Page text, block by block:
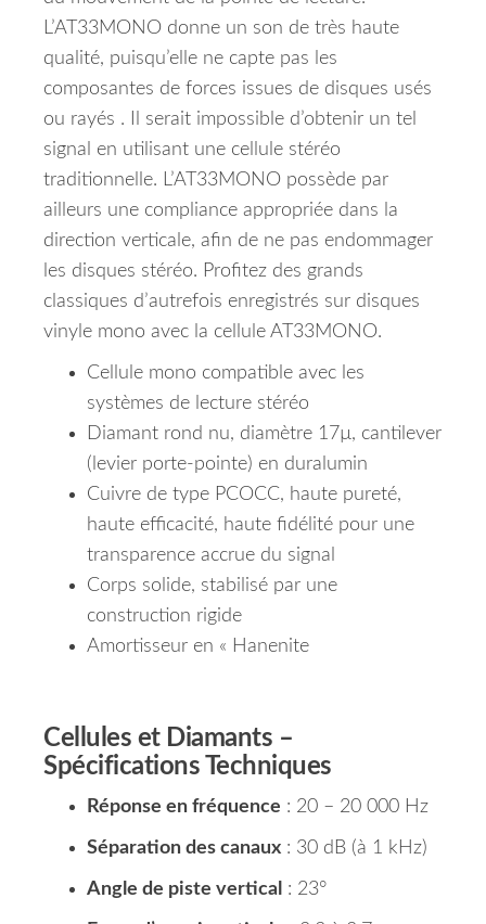
L’AT33MONO donne un son de très haute
qualité, puisqu’elle ne capte pas les
composantes de forces issues de disques usés
ou rayés . Il serait impossible d’obtenir un tel
signal en utilisant une cellule stéréo
traditionnelle. L’AT33MONO possède par
ailleurs une compliance appropriée dans la
direction verticale, afin de ne pas endommager
les disques stéréo. Profitez des grands
classiques d’autrefois enregistrés sur disques
vinyle mono avec la cellule AT33MONO.
Cellule mono compatible avec les
systèmes de lecture stéréo
Diamant rond nu, diamètre 17µ, cantilever
(levier porte-pointe) en duralumin
Cuivre de type PCOCC, haute pureté,
haute efficacité, haute fidélité pour une
transparence accrue du signal
Corps solide, stabilisé par une
construction rigide
Amortisseur en « Hanenite
Cellules et Diamants –
Spécifications Techniques
Réponse en fréquence : 20 – 20 000 Hz
Séparation des canaux : 30 dB (à 1 kHz)
Angle de piste vertical : 23°